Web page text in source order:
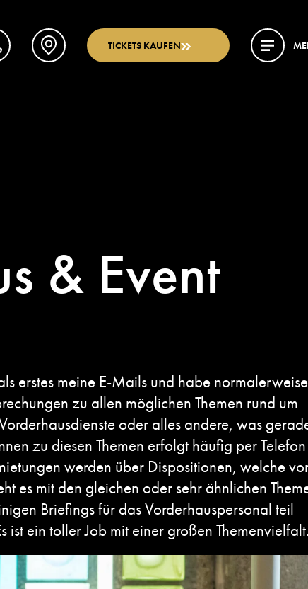
TICKETS KAUFEN
& Event
erstes meine E-Mails und habe normalerweise
zu allen möglichen Themen rund um
oder alles andere, was
zu diesen Themen erfolgt häufig per Telefon
werden über Dispositionen, welche
es mit den gleichen oder sehr ähnlichen
Briefings für das Vorderhauspersonal teil
ein toller Job mit einer großen Themenvielfalt.